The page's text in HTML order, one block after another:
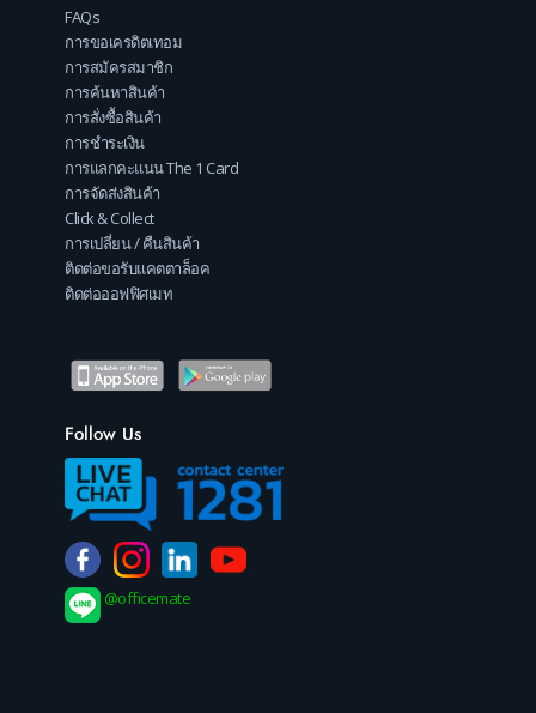
FAQs
การขอเครดิตเทอม
การสมัครสมาชิก
การค้นหาสินค้า
การสั่งซื้อสินค้า
การชำระเงิน
การแลกคะแนน The 1 Card
การจัดส่งสินค้า
Click & Collect
การเปลี่ยน / คืนสินค้า
ติดต่อขอรับแคตตาล็อค
ติดต่อออฟฟิศเมท
Follow Us
@officemate